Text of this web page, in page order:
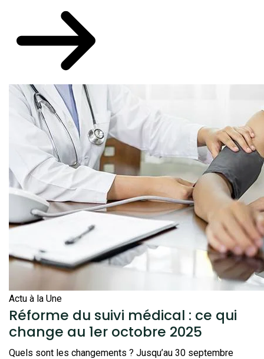
Actu à la Une
Réforme du suivi médical : ce qui
change au 1er octobre 2025
Quels sont les changements ? Jusqu’au 30 septembre